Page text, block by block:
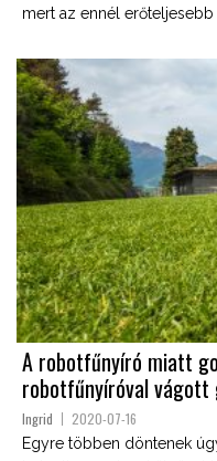
mert az ennél erőteljesebb
A robotfűnyíró miatt
robotfűnyíróval vágott
Ingrid 2020-07-16
Egyre többen döntenek